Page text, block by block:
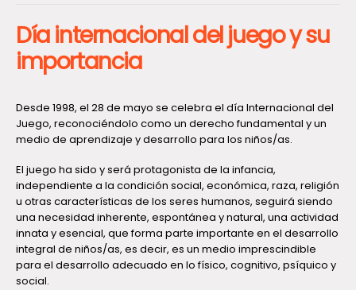
Día internacional del juego y su
importancia
Desde 1998, el 28 de mayo se celebra el día Internacional del
Juego, reconociéndolo como un derecho fundamental y un
medio de aprendizaje y desarrollo para los niños/as.
El juego ha sido y será protagonista de la infancia,
independiente a la condición social, económica, raza, religión
u otras características de los seres humanos, seguirá siendo
una necesidad inherente, espontánea y natural, una actividad
innata y esencial, que forma parte importante en el desarrollo
integral de niños/as, es decir, es un medio imprescindible
para el desarrollo adecuado en lo físico, cognitivo, psíquico y
social.